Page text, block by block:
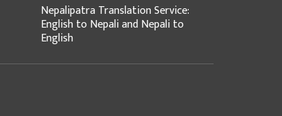
Nepalipatra Translation Service:
English to Nepali and Nepali to
English